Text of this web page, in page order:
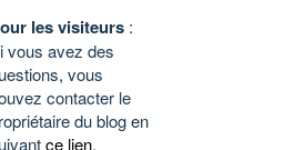
les visiteurs :
vous avez des
vous
contacter le
du blog en
ce lien.